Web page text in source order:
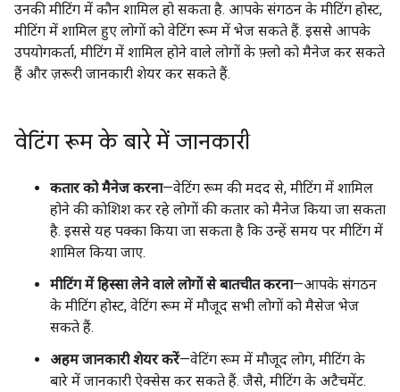
उनकी मीटिंग में कौन शामिल हो सकता है. आपके संगठन के मीटिंग होस्ट,
मीटिंग में शामिल हुए लोगों को वेटिंग रूम में भेज सकते हैं. इससे आपके
उपयोगकर्ता, मीटिंग में शामिल होने वाले लोगों के फ़्लो को मैनेज कर सकते
हैं और ज़रूरी जानकारी शेयर कर सकते हैं.
वेटिंग रूम के बारे में जानकारी
कतार को मैनेज करना—वेटिंग रूम की मदद से, मीटिंग में शामिल
होने की कोशिश कर रहे लोगों की कतार को मैनेज किया जा सकता
है. इससे यह पक्का किया जा सकता है कि उन्हें समय पर मीटिंग में
शामिल किया जाए.
मीटिंग में हिस्सा लेने वाले लोगों से बातचीत करना—आपके संगठन
के मीटिंग होस्ट, वेटिंग रूम में मौजूद सभी लोगों को मैसेज भेज
सकते हैं.
अहम जानकारी शेयर करें—वेटिंग रूम में मौजूद लोग, मीटिंग के
बारे में जानकारी ऐक्सेस कर सकते हैं. जैसे, मीटिंग के अटैचमेंट.